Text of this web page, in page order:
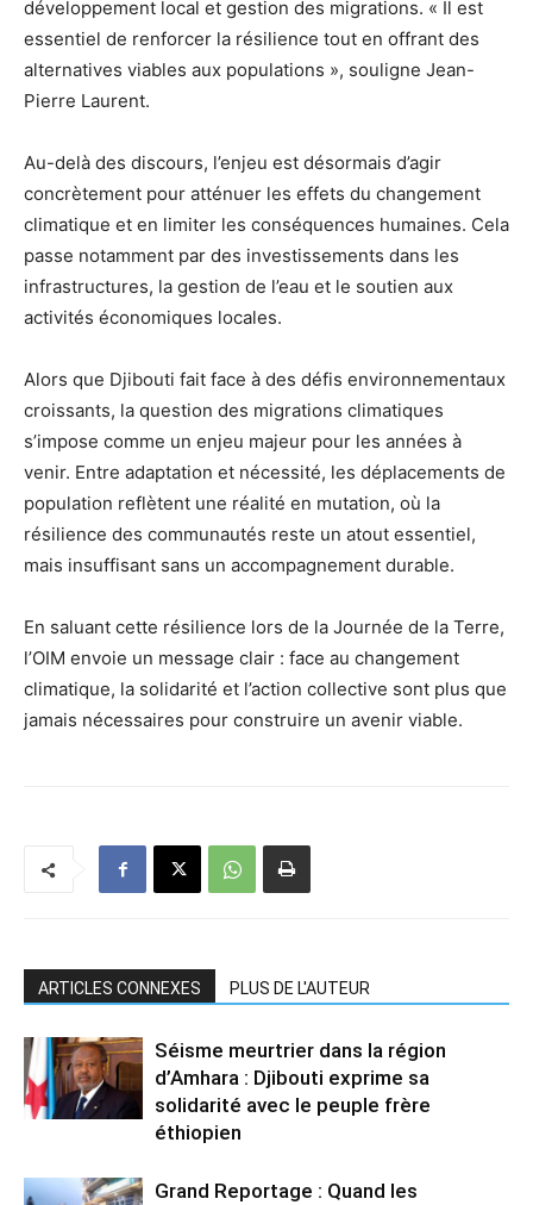
développement local et gestion des migrations. « Il est
essentiel de renforcer la résilience tout en offrant des
alternatives viables aux populations », souligne Jean-
Pierre Laurent.
Au-delà des discours, l’enjeu est désormais d’agir
concrètement pour atténuer les effets du changement
climatique et en limiter les conséquences humaines. Cela
passe notamment par des investissements dans les
infrastructures, la gestion de l’eau et le soutien aux
activités économiques locales.
Alors que Djibouti fait face à des défis environnementaux
croissants, la question des migrations climatiques
s’impose comme un enjeu majeur pour les années à
venir. Entre adaptation et nécessité, les déplacements de
population reflètent une réalité en mutation, où la
résilience des communautés reste un atout essentiel,
mais insuffisant sans un accompagnement durable.
En saluant cette résilience lors de la Journée de la Terre,
l’OIM envoie un message clair : face au changement
climatique, la solidarité et l’action collective sont plus que
jamais nécessaires pour construire un avenir viable.
ARTICLES CONNEXES PLUS DE L'AUTEUR
Séisme meurtrier dans la région
d’Amhara : Djibouti exprime sa
solidarité avec le peuple frère
éthiopien
Grand Reportage : Quand les